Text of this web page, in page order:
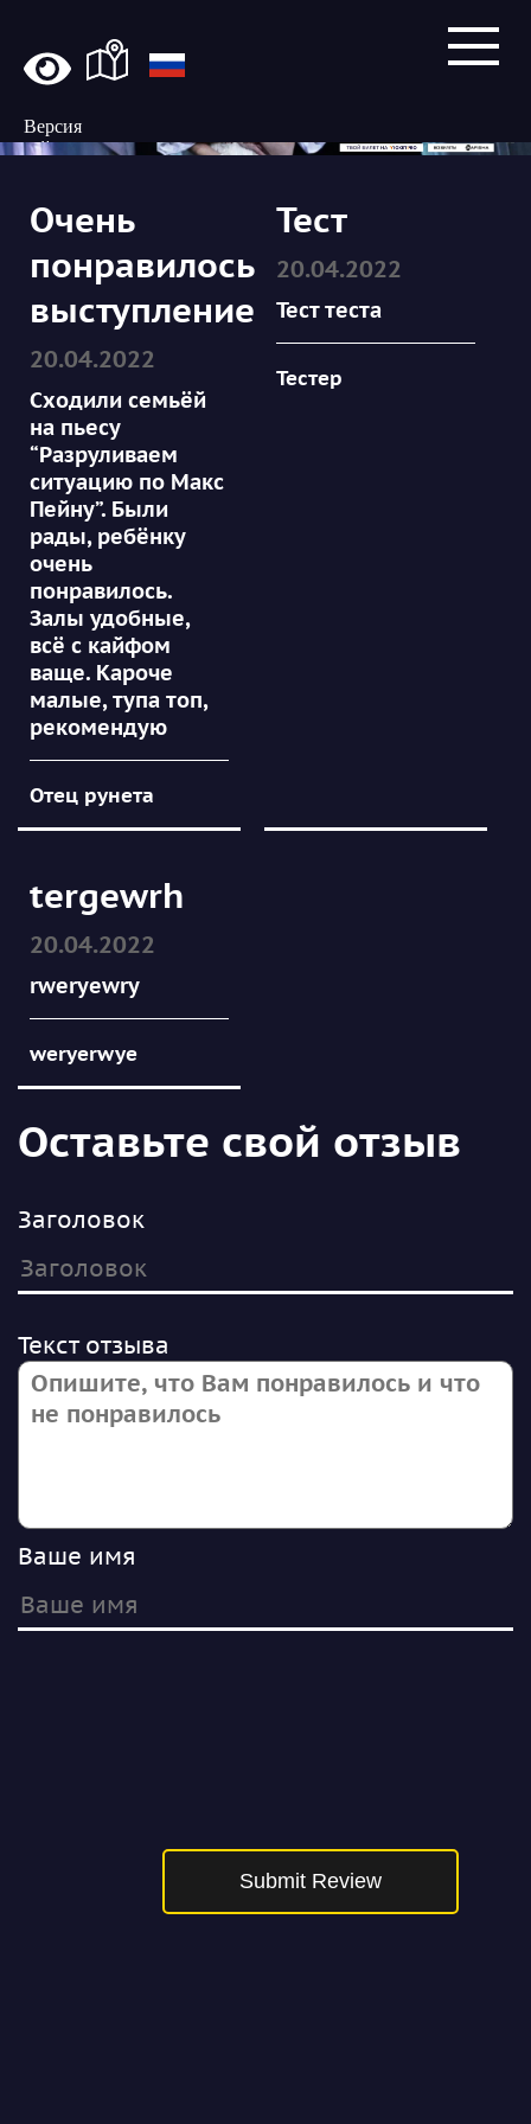
Версия
сайта
Очень
понравилось
выступление
20.04.2022
Сходили семьёй
на пьесу
“Разруливаем
ситуацию по Макс
Пейну”. Были
рады, ребёнку
очень
понравилось.
Залы удобные,
всё с кайфом
ваще. Кароче
малые, тупа топ,
рекомендую
Отец рунета
Тест
20.04.2022
Тест теста
Тестер
tergewrh
20.04.2022
rweryewry
weryerwye
Оставьте свой отзыв
Заголовок
Текст отзыва
Ваше имя
Submit Review